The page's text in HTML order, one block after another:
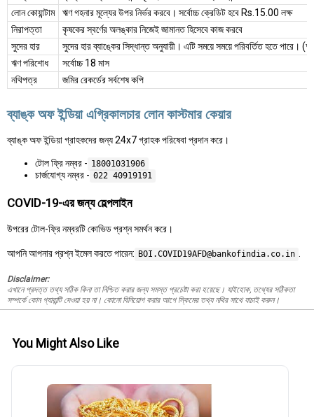
লোন কোয়ান্টাম
ঋণ গহনার মূল্যের উপর নির্ভর করবে। সর্বোচ্চ ক্রেডিট হবে Rs.15.00 লক্ষ
নিরাপত্তা
কৃষকের স্বর্ণের অলঙ্কার নিজেই জামানত হিসেবে কাজ করবে
সুদের হার
সুদের হার ব্যাঙ্কের সিদ্ধান্ত অনুযায়ী। এটি সময়ে সময়ে পরিবর্তিত হতে
ঋণ পরিশোধ
সর্বোচ্চ 18 মাস
নথিপত্র
জমির রেকর্ডের সর্বশেষ কপি
ব্যাঙ্ক অফ ইন্ডিয়া এগ্রিকালচার লোন কাস্টমার কেয়ার
ব্যাঙ্ক অফ ইন্ডিয়া গ্রাহকদের জন্য 24x7 গ্রাহক পরিষেবা প্রদান করে।
টোল ফ্রি নম্বর - 18001031906
চার্জযোগ্য নম্বর - 022 40919191
COVID-19-এর জন্য হেল্পলাইন
উপরের টোল-ফ্রি নম্বরটি কোভিড প্রশ্ন সমর্থন করে।
আপনি আপনার প্রশ্ন ইমেল করতে পারেন: BOI.COVID19AFD@bankofindia.co.in
Disclaimer:
এখানে প্রদত্ত তথ্য সঠিক কিনা তা নিশ্চিত করার জন্য সমস্ত প্রচেষ্টা করা হয়েছে। যাইহোক, তথ্যের সঠিকতা
সম্পর্কে কোন গ্যারান্টি দেওয়া হয় না। কোনো বিনিয়োগ করার আগে স্কিমের তথ্য নথির সাথে যাচাই করুন।
You Might Also Like